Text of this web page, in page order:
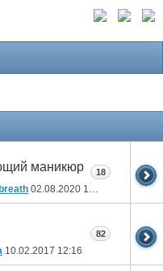
маникюр
02.08.2020 17:49
18
10.02.2017 12:16
82